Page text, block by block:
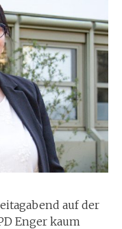
auf der
Enger kaum